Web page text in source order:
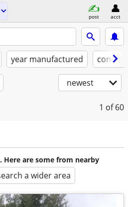
post acct
year manufactured
newest
1 of 60
Here are some from nearby
a wider area